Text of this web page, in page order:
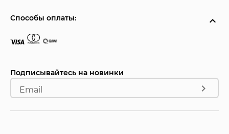
Способы оплаты:
Подписывайтесь на новинки
Email